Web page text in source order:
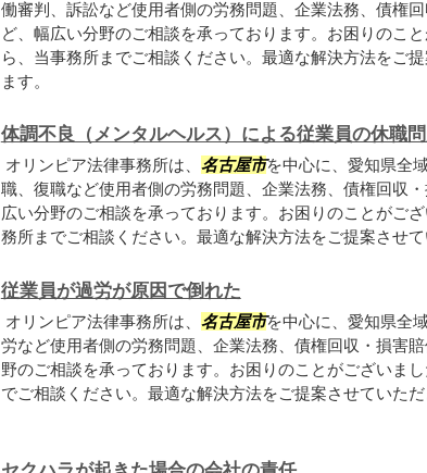
働審判、訴訟など使用者側の労務問題、企業法務、債権
ど、幅広い分野のご相談を承っております。お困りのこ
ら、当事務所までご相談ください。最適な解決方法をご
ます。
体調不良（メンタルヘルス）による従業員の休職
オリンピア法律事務所は、 名古屋市を中心に、愛知県全
職、復職など使用者側の労務問題、企業法務、債権回収
広い分野のご相談を承っております。お困りのことがご
務所までご相談ください。最適な解決方法をご提案させて
従業員が過労が原因で倒れた
オリンピア法律事務所は、 名古屋市を中心に、愛知県全
労など使用者側の労務問題、企業法務、債権回収・損害
野のご相談を承っております。お困りのことがございま
でご相談ください。最適な解決方法をご提案させていただ